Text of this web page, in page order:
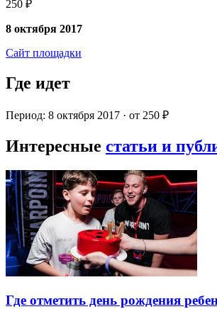
250 ₽
8 октября 2017
Сайт площадки
Где идет
Период: 8 октября 2017 · от 250 ₽
Интересные статьи и
Где отметить день рождения